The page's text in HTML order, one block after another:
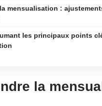
mensualisation :
les principaux points
la